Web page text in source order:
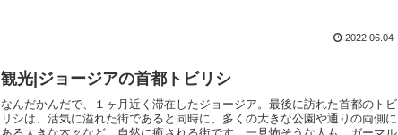
2022.06.04
観光|ジョージアの首都トビリシ
なんだかんだで、１ヶ月近く滞在したジョージア。最後に訪れた首都のトビ
リシは、活気に溢れた街であると同時に、多くの大きな公園や通りの両側に